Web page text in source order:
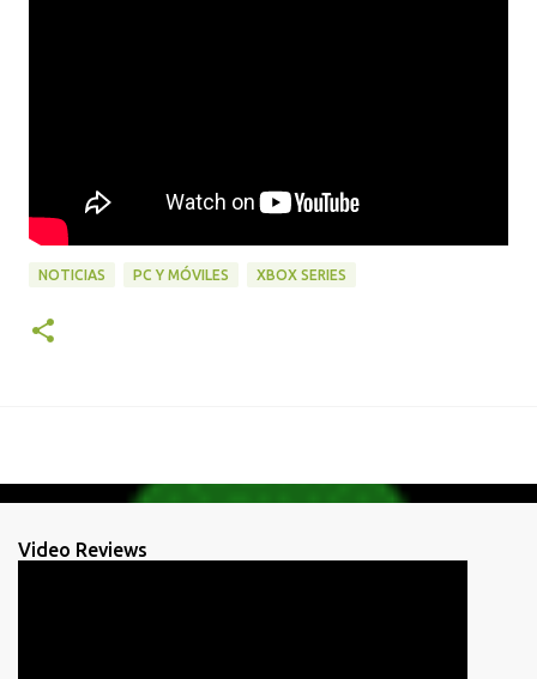
NOTICIAS PC Y MÓVILES XBOX SERIES
Video Reviews